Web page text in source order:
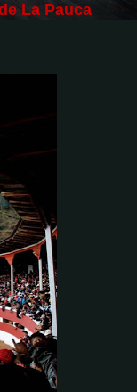
La Pauca